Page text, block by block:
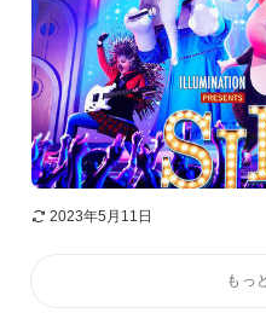
2023年5月11日